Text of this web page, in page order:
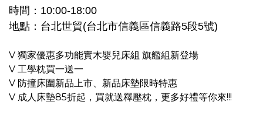
時間：10:00-18:00
地點：台北世貿(台北市信義區信義路5段5號)
V 獨家優惠多功能實木嬰兒床組 旗艦組新登場
V 工學枕買一送一
V 防撞床圍新品上市、新品床墊限時特惠
V 成人床墊85折起，買就送釋壓枕， 更多好禮等你來!!!